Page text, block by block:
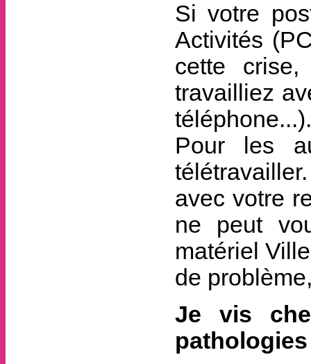
Si votre
Activités
cette
travailliez
téléphone...).
Pour les
avec votre
ne peut
matériel
de
Je vis